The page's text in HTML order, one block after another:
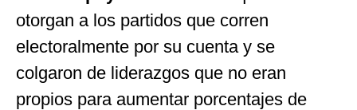
otorgan a los partidos que corren
electoralmente por su cuenta y se
colgaron de liderazgos que no eran
propios para aumentar porcentajes de